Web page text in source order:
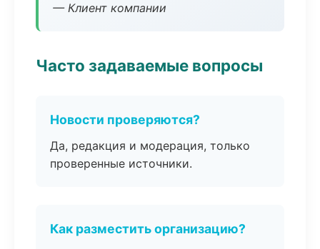
— Клиент компании
Часто задаваемые вопросы
Новости проверяются?
Да, редакция и модерация, только
проверенные источники.
Как разместить организацию?